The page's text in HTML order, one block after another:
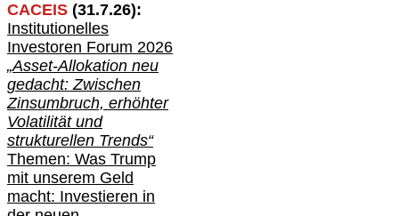
CACEIS (31.7.26):
Institutionelles
Investoren Forum 2026
„Asset-Allokation neu
gedacht: Zwischen
Zinsumbruch, erhöhter
Volatilität und
strukturellen Trends“
Themen: Was Trump
mit unserem Geld
macht: Investieren in